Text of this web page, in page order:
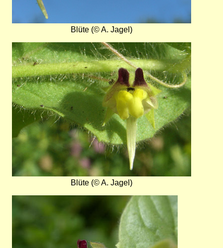
Blüte (© A. Jagel)
Bild
Blüte (© A. Jagel)
Bild